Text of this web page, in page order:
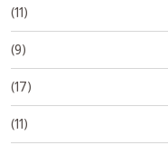
(11)
(9)
(17)
(11)